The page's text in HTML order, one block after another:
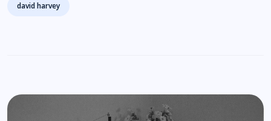
david harvey